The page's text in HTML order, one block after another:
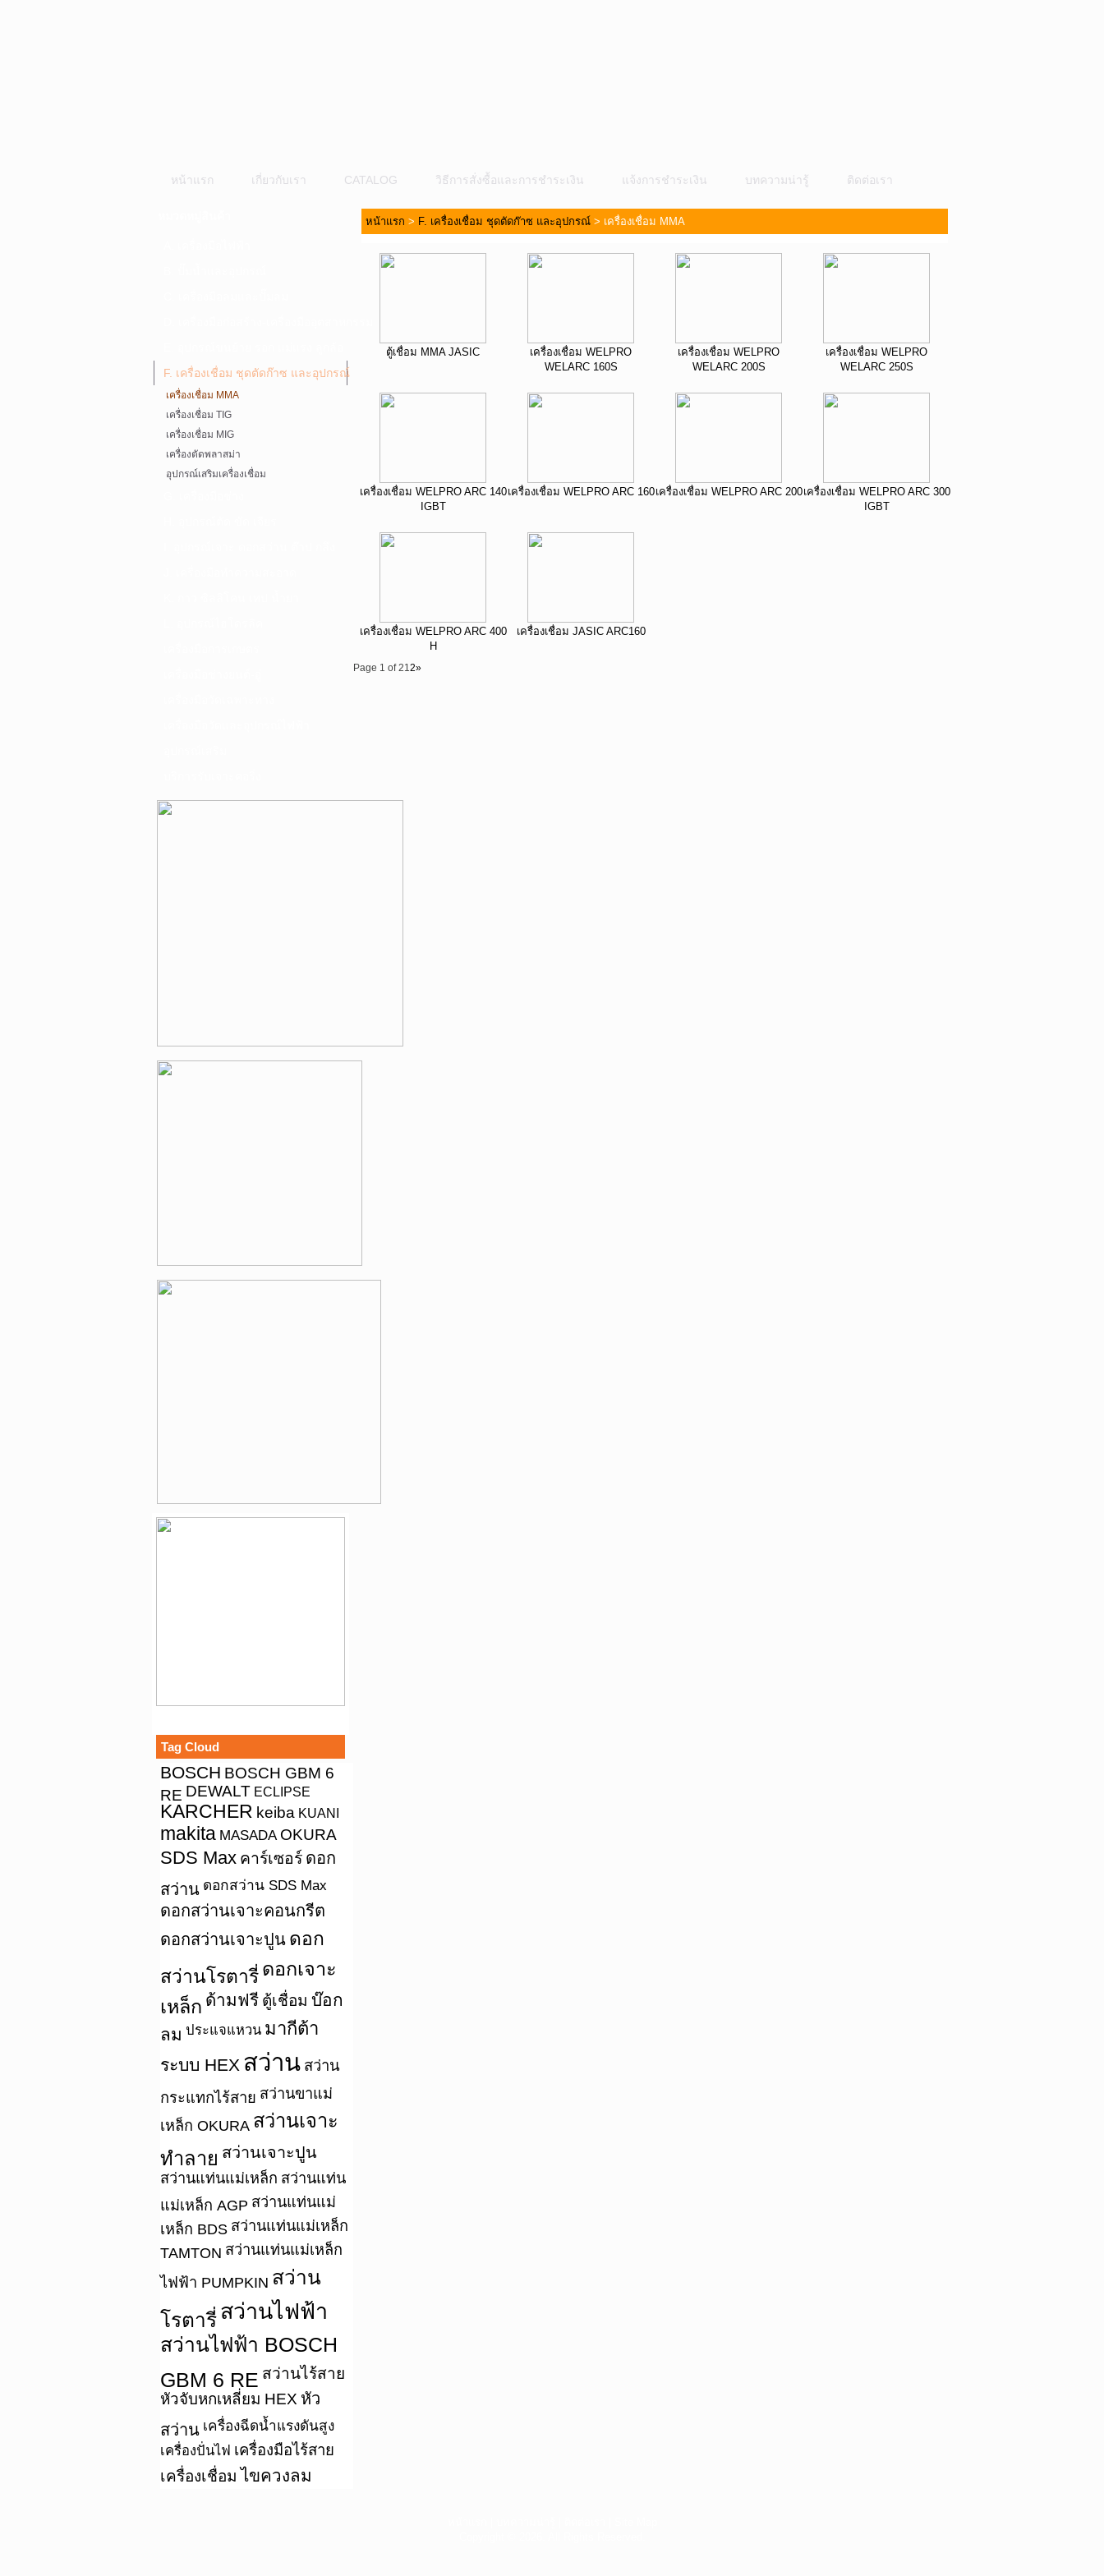
หน้าแรก เกี่ยวกับเรา CATALOG วิธีการสั่งซื้อและการชำระเงิน แจ้งการชำระเงิน บทความน่ารู้ ติดต่อเรา
F. เครื่องเชื่อม ชุดตัดก๊าซ และอุปกรณ์
เครื่องเชื่อม MMA
เครื่องเชื่อม TIG
เครื่องเชื่อม MIG
เครื่องตัดพลาสม่า
อุปกรณ์เสริมเครื่องเชื่อม
Tag Cloud
BOSCH BOSCH GBM 6
RE DEWALT ECLIPSE
KARCHER keiba KUANI
makita MASADA OKURA
SDS Max คาร์เซอร์ ดอก
สว่าน ดอกสว่าน SDS Max
ดอกสว่านเจาะคอนกรีต
ดอกสว่านเจาะปูน ดอก
สว่านโรตารี่ ดอกเจาะ
เหล็ก ด้ามฟรี ตู้เชื่อม บ๊อก
ลม ประแจแหวน มากีต้า
ระบบ HEX สว่าน สว่าน
กระแทกไร้สาย สว่านขาแม่
เหล็ก OKURA สว่านเจาะ
ทำลาย สว่านเจาะปูน
สว่านแท่นแม่เหล็ก สว่านแท่น
แม่เหล็ก AGP สว่านแท่นแม่
เหล็ก BDS สว่านแท่นแม่เหล็ก
TAMTON สว่านแท่นแม่เหล็ก
ไฟฟ้า PUMPKIN สว่าน
โรตารี่ สว่านไฟฟ้า
สว่านไฟฟ้า BOSCH
GBM 6 RE สว่านไร้สาย
หัวจับหกเหลี่ยม HEX หัว
สว่าน เครื่องฉีดน้ำแรงดันสูง
เครื่องปั่นไฟ เครื่องมือไร้สาย
เครื่องเชื่อม ไขควงลม
หน้าแรก > F. เครื่องเชื่อม ชุดตัดก๊าซ และอุปกรณ์ > เครื่องเชื่อม MMA
ตู้เชื่อม MMA JASIC
เครื่องเชื่อม WELPRO
WELARC 160S
เครื่องเชื่อม WELPRO
WELARC 200S
เครื่องเชื่อม WELPRO
WELARC 250S
เครื่องเชื่อม WELPRO ARC 140
IGBT
เครื่องเชื่อม WELPRO ARC 160เครื่องเชื่อม WELPRO ARC 200เครื่องเชื่อม WELPRO ARC 300
IGBT
เครื่องเชื่อม WELPRO ARC 400
H
เครื่องเชื่อม JASIC ARC160
Page 1 of 212»